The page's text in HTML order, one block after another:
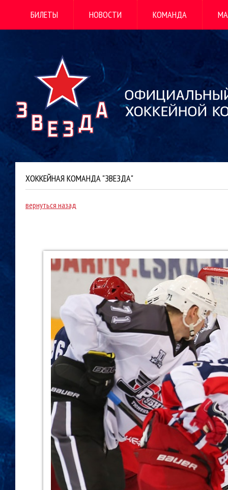
БИЛЕТЫ НОВОСТИ КОМАНДА
ХОККЕЙНАЯ КОМАНДА "ЗВЕЗДА"
вернуться назад